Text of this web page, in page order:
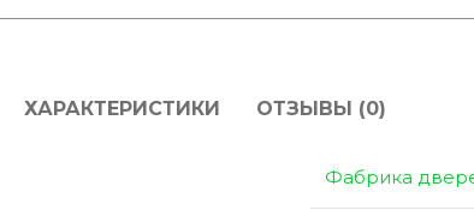
ХАРАКТЕРИСТИКИ ОТЗЫВЫ (0)
Фабрика